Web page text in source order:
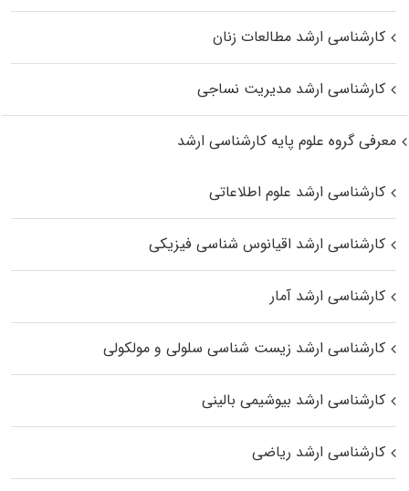
کارشناسی ارشد مطالعات زنان
کارشناسی ارشد مدیریت نساجی
معرفی گروه علوم پایه کارشناسی ارشد
کارشناسی ارشد علوم اطلاعاتی
کارشناسی ارشد اقیانوس‌ شناسی فیزیکی
کارشناسی ارشد آمار
کارشناسی ارشد زیست شناسی سلولی و مولکولی
کارشناسی ارشد بیوشیمی بالینی
کارشناسی ارشد ریاضی